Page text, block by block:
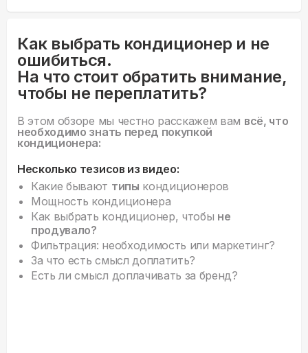
Как выбрать кондиционер и не
ошибиться.
На что стоит обратить внимание,
чтобы не переплатить?
В этом обзоре мы честно расскажем вам всё, что
необходимо знать перед покупкой
кондиционера:
Несколько тезисов из видео:
Какие бывают типы кондиционеров
Мощность кондиционера
Как выбрать кондиционер, чтобы не
продувало?
Фильтрация: необходимость или маркетинг?
За что есть смысл доплатить?
Есть ли смысл доплачивать за бренд?